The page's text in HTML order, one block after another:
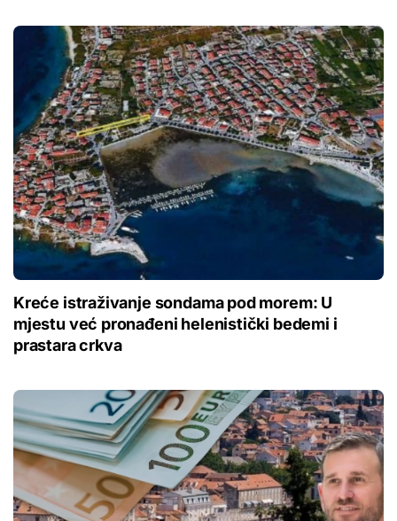
Kreće istraživanje sondama pod morem: U
mjestu već pronađeni helenistički bedemi i
prastara crkva